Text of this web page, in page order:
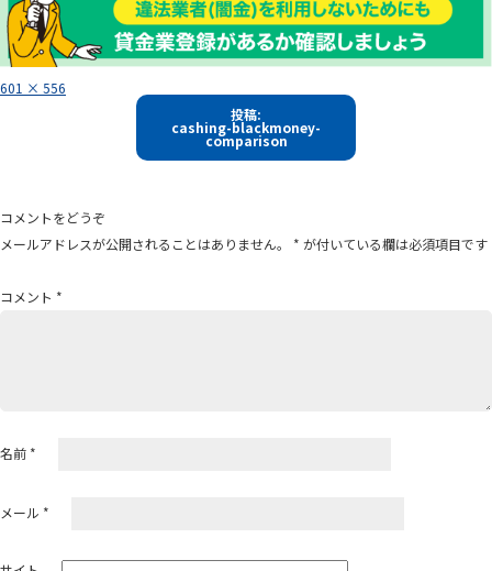
フ
ル
601 × 556
ゲ
ー
ョ
投稿:
cashing-blackmoney-
comparison
コメントをどうぞ
メールアドレスが公開されることはありません。
* が付いている欄は必須項目です
コメント *
名前 *
メール *